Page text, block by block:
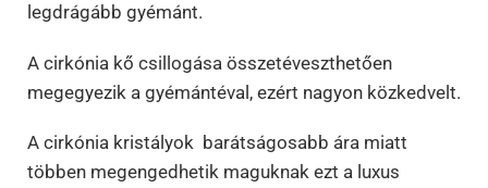
legdrágább gyémánt.
A cirkónia kő csillogása összetéveszthetően
megegyezik a gyémántéval, ezért nagyon közkedvelt.
A cirkónia kristályok barátságosabb ára miatt
többen megengedhetik maguknak ezt a luxus